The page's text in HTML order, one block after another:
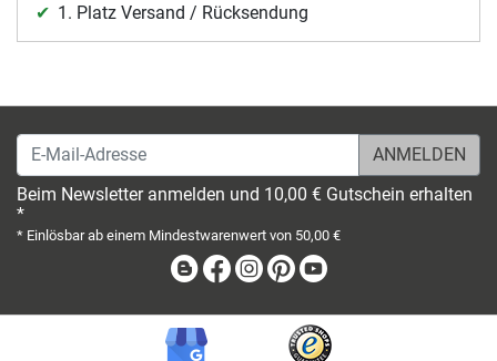
1. Platz Versand / Rücksendung
E-Mail-Adresse
Beim Newsletter anmelden und 10,00 € Gutschein erhalten
*
* Einlösbar ab einem Mindestwarenwert von 50,00 €
BlogFacebook
Instagram
Pinterest